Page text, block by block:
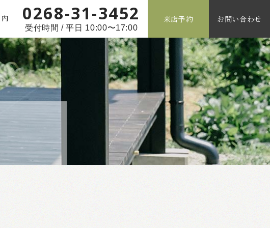
0268-31-3452
受付時間 / 平日 10:00〜17:00
来店予約 お問い合わせ